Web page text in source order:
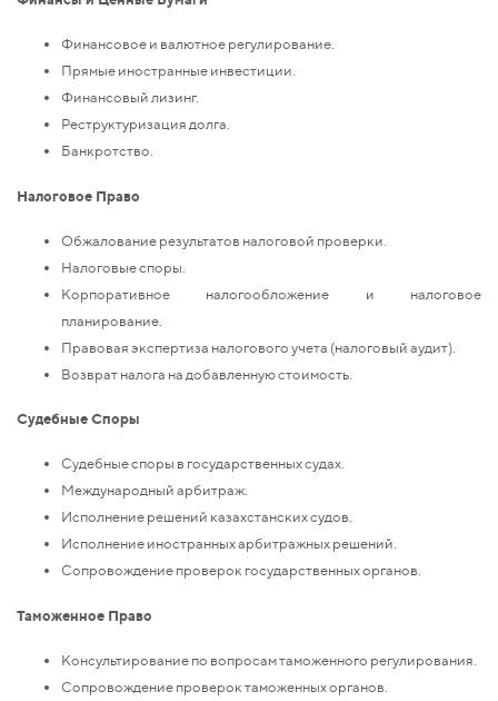
Финансовое и валютное регулирование.
Прямые иностранные инвестиции.
Финансовый лизинг.
Реструктуризация долга.
Банкротство.
Налоговое Право
Обжалование результатов налоговой проверки.
Налоговые споры.
Корпоративное налогообложение и налоговое
планирование.
Правовая экспертиза налогового учета (налоговый аудит).
Возврат налога на добавленную стоимость.
Судебные Споры
Судебные споры в государственных судах.
Международный арбитраж.
Исполнение решений казахстанских судов.
Исполнение иностранных арбитражных решений.
Сопровождение проверок государственных органов.
Таможенное Право
Консультирование по вопросам таможенного регулирования.
Сопровождение проверок таможенных органов.